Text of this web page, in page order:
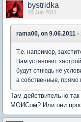
bystridka
10 Jun 2011
rama00, on 9.06.2011 -
Т.е. например,
Вам установит
будут отнюдь не
а собственные, прямо
Там действительно
МОИСом? Или они